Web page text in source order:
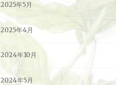
2025年5月
2025年4月
2024年10月
2024年5月